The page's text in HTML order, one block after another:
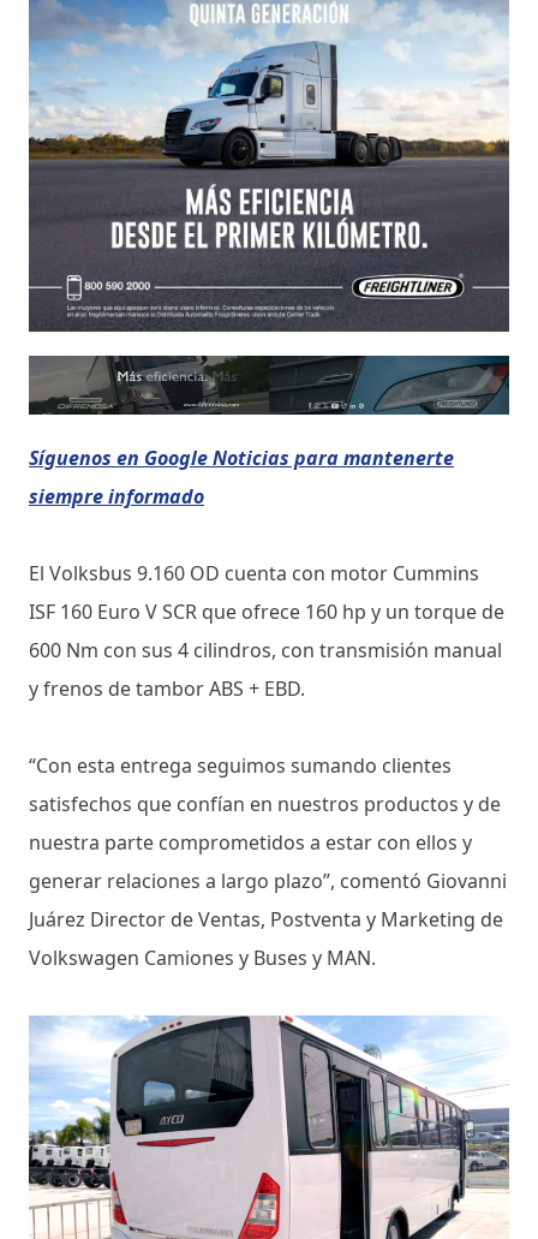
Síguenos en Google Noticias para mantenerte
siempre informado
El Volksbus 9.160 OD cuenta con motor Cummins
ISF 160 Euro V SCR que ofrece 160 hp y un torque de
600 Nm con sus 4 cilindros, con transmisión manual
y frenos de tambor ABS + EBD.
“Con esta entrega seguimos sumando clientes
satisfechos que confían en nuestros productos y de
nuestra parte comprometidos a estar con ellos y
generar relaciones a largo plazo”, comentó Giovanni
Juárez Director de Ventas, Postventa y Marketing de
Volkswagen Camiones y Buses y MAN.